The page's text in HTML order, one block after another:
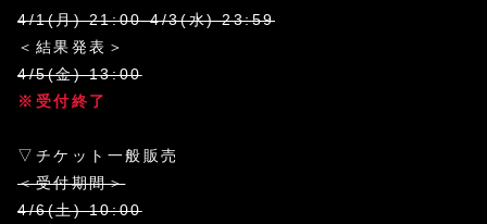
4/1(月) 21:00-4/3(水) 23:59
＜結果発表＞
4/5(金) 13:00
※受付終了
▽チケット一般販売
＜受付期間＞
4/6(土) 10:00